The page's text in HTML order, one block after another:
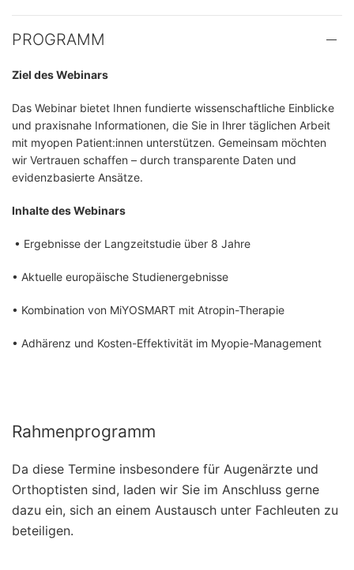
PROGRAMM
Ziel des Webinars
Das Webinar bietet Ihnen fundierte wissenschaftliche Einblicke
und praxisnahe Informationen, die Sie in Ihrer täglichen Arbeit
mit myopen Patient:innen unterstützen. Gemeinsam möchten
wir Vertrauen schaffen – durch transparente Daten und
evidenzbasierte Ansätze.
Inhalte des Webinars
• Ergebnisse der Langzeitstudie über 8 Jahre
• Aktuelle europäische Studienergebnisse
• Kombination von MiYOSMART mit Atropin-Therapie
• Adhärenz und Kosten-Effektivität im Myopie-Management
Rahmenprogramm
Da diese Termine insbesondere für Augenärzte und
Orthoptisten sind, laden wir Sie im Anschluss gerne
dazu ein, sich an einem Austausch unter Fachleuten zu
beteiligen.